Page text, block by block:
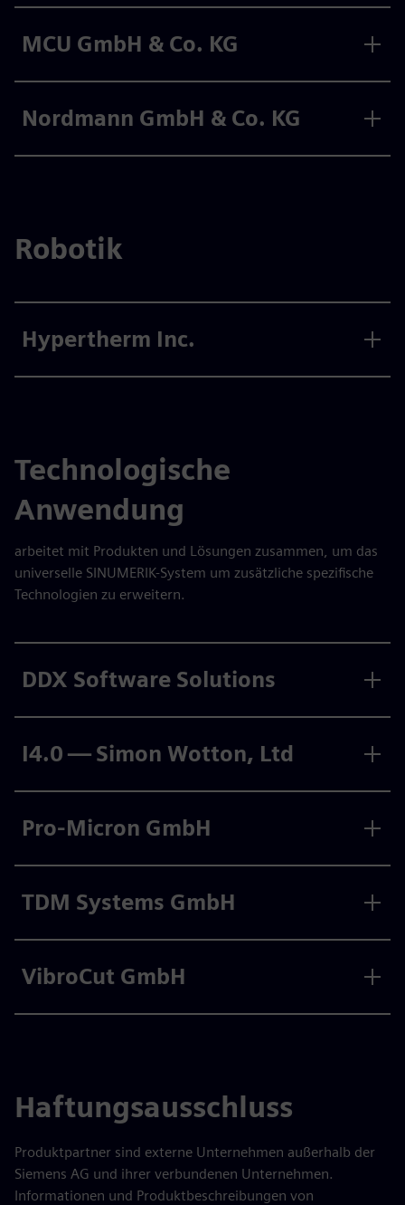
MCU GmbH & Co. KG
Nordmann GmbH & Co. KG
Robotik
Hypertherm Inc.
Technologische
Anwendung
arbeitet mit Produkten und Lösungen zusammen, um das
universelle SINUMERIK-System um zusätzliche spezifische
Technologien zu erweitern.
DDX Software Solutions
I4.0 — Simon Wotton, Ltd
Pro-Micron GmbH
TDM Systems GmbH
VibroCut GmbH
Haftungsausschluss
Produktpartner sind externe Unternehmen außerhalb der
Siemens AG und ihrer verbundenen Unternehmen.
Informationen und Produktbeschreibungen von